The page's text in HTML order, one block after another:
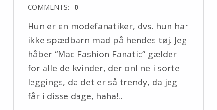
COMMENTS: 0
Hun er en modefanatiker, dvs. hun har
ikke spædbarn mad på hendes tøj. Jeg
håber “Mac Fashion Fanatic” gælder
for alle de kvinder, der online i sorte
leggings, da det er så trendy, da jeg
får i disse dage, haha!…